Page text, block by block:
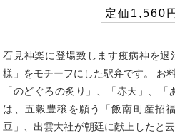
定価1,560
石見神楽に登場致します疫病神を退
様」をモチーフにした駅弁です。 お
「のどぐろの炙り」、「赤天」、
は、五穀豊穣を願う「飯南町産招
豆」、出雲大社が朝廷に献上したと